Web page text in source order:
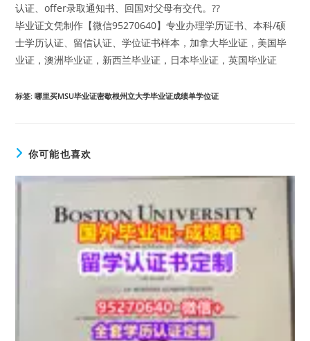
认证、offer录取通知书、回国对父母有交代。??
毕业证文凭制作【微信95270640】专业办理学历证书、本科/硕
士学历认证、留信认证、学位证书样本，加拿大毕业证，美国毕
业证，澳洲毕业证，新西兰毕业证，日本毕业证，英国毕业证
标签:哪里买MSU毕业证密歇根州立大学毕业证成绩单学位证
你可能也喜欢